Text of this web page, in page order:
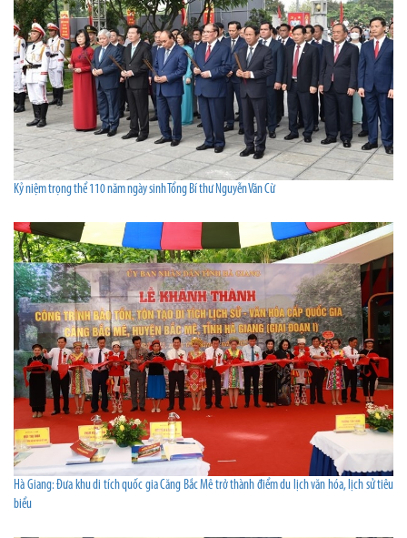
Kỷ niệm trọng thể 110 năm ngày sinh Tổng Bí thư Nguyễn Văn Cừ
Hà Giang: Đưa khu di tích quốc gia Căng Bắc Mê trở thành điểm du lịch văn hóa, lịch sử tiêu
biểu